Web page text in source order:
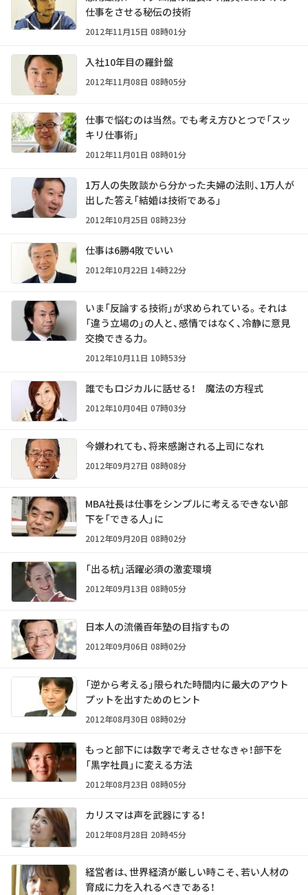
仕事をさせる秘伝の技術
2012年11月15日 08時01分
入社10年目の羅針盤
2012年11月08日 08時05分
仕事で悩むのは当然。でも考え方ひとつで「スッ
キリ仕事術」
2012年11月01日 08時01分
1万人の失敗談から分かった夫婦の法則、1万人が
出した答え「結婚は技術である」
2012年10月25日 08時23分
仕事は6勝4敗でいい
2012年10月22日 14時22分
いま「反論する技術」が求められている。それは
「違う立場の」の人と、感情ではなく、冷静に意見
交換できる力。
2012年10月11日 10時53分
誰でもロジカルに話せる！ 魔法の方程式
2012年10月04日 07時03分
今嫌われても、将来感謝される上司になれ
2012年09月27日 08時08分
MBA社長は仕事をシンプルに考える――できない部
下を「できる人」に
2012年09月20日 08時02分
「出る杭」活躍必須の激変環境
2012年09月13日 08時05分
日本人の流儀――百年塾の目指すもの
2012年09月06日 08時02分
「逆から考える」――限られた時間内に最大のアウト
プットを出すためのヒント
2012年08月30日 08時02分
もっと部下には数字で考えさせなきゃ！――部下を
「黒字社員」に変える方法
2012年08月23日 08時05分
カリスマは声を武器にする！
2012年08月28日 20時45分
経営者は、世界経済が厳しい時こそ、若い人材の
育成に力を入れるべきである！